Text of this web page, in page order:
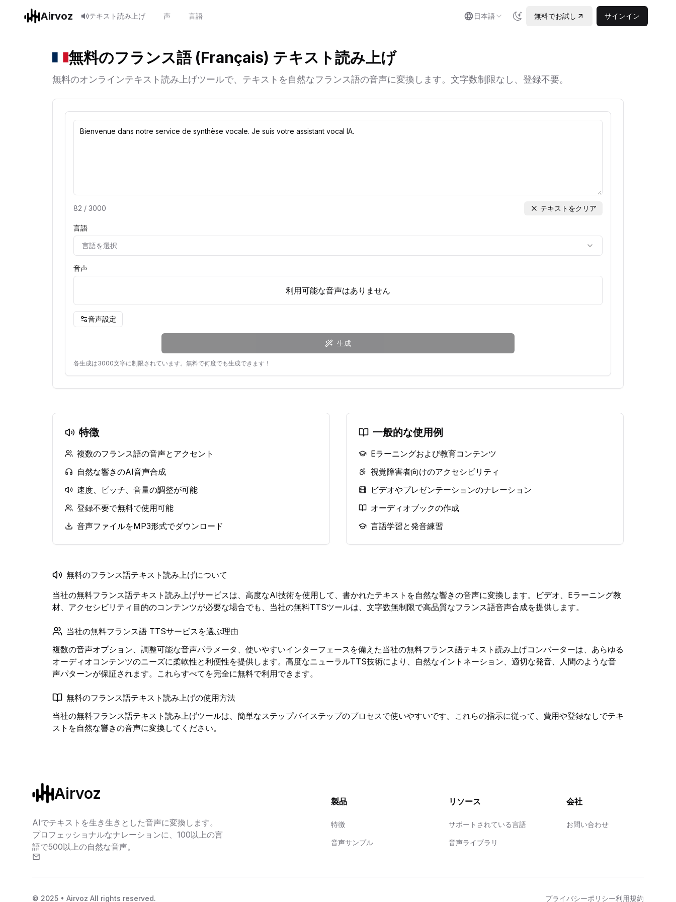
Airvoz テキスト読み上げ 声 言語 日本語 無料でお試し サインイン
無料のフランス語 (Français) テキスト読み上げ
無料のオンラインテキスト読み上げツールで、テキストを自然なフランス語の音声に変換します。文字数制限なし、登録不要。
82 / 3000 テキストをクリア
言語
言語を選択
音声
利用可能な音声はありません
音声設定
生成
各生成は3000文字に制限されています。無料で何度でも生成できます！
特徴
複数のフランス語の音声とアクセント
自然な響きのAI音声合成
速度、ピッチ、音量の調整が可能
登録不要で無料で使用可能
音声ファイルをMP3形式でダウンロード
一般的な使用例
Eラーニングおよび教育コンテンツ
視覚障害者向けのアクセシビリティ
ビデオやプレゼンテーションのナレーション
オーディオブックの作成
言語学習と発音練習
無料のフランス語テキスト読み上げについて
当社の無料フランス語テキスト読み上げサービスは、高度なAI技術を使用して、書かれたテキストを自然な響きの音声に変換します。ビデオ、Eラーニング教
材、アクセシビリティ目的のコンテンツが必要な場合でも、当社の無料TTSツールは、文字数無制限で高品質なフランス語音声合成を提供します。
当社の無料フランス語 TTSサービスを選ぶ理由
複数の音声オプション、調整可能な音声パラメータ、使いやすいインターフェースを備えた当社の無料フランス語テキスト読み上げコンバーターは、あらゆる
オーディオコンテンツのニーズに柔軟性と利便性を提供します。高度なニューラルTTS技術により、自然なイントネーション、適切な発音、人間のような音
声パターンが保証されます。これらすべてを完全に無料で利用できます。
無料のフランス語テキスト読み上げの使用方法
当社の無料フランス語テキスト読み上げツールは、簡単なステップバイステップのプロセスで使いやすいです。これらの指示に従って、費用や登録なしでテキ
ストを自然な響きの音声に変換してください。
Airvoz
AIでテキストを生き生きとした音声に変換します。
プロフェッショナルなナレーションに、100以上の言
語で500以上の自然な音声。
製品
特徴
音声サンプル
リソース
サポートされている言語
音声ライブラリ
会社
お問い合わせ
© 2025 • Airvoz All rights reserved. プライバシーポリシー利用規約